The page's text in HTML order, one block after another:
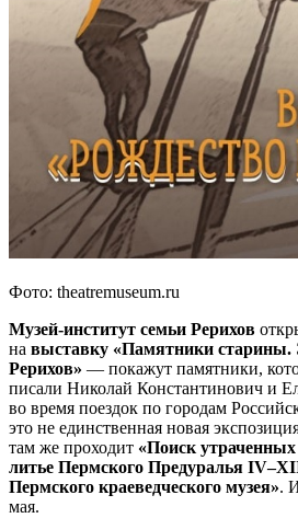
Фото: theatremuseum.ru
Музей-институт семьи Рерихов
на выставку «Памятники
Рерихов» — покажут памятники,
писали Николай Константинович и
во время поездок по городам
это не единственная новая
там же проходит «Поиск
литье Пермского Предуралья
Пермского краеведческого музея».
мая.